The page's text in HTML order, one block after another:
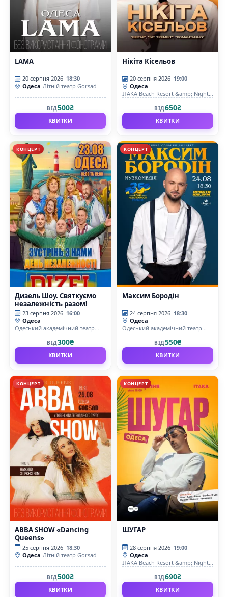
LAMA
20 серпня 2026 18:30
Одеса Літній театр Gorsad
ВІД500₴
КВИТКИ
Нікіта Кісельов
20 серпня 2026 19:00
Одеса
ITAKA Beach Resort &amp; Night
ВІД650₴
КВИТКИ
КОНЦЕРТ
Дизель Шоу. Святкуємо
незалежність разом!
23 серпня 2026 16:00
Одеса
Одеський академічний театр
ВІД300₴
КВИТКИ
КОНЦЕРТ
Максим Бородін
24 серпня 2026 18:30
Одеса
Одеський академічний театр
ВІД550₴
КВИТКИ
КОНЦЕРТ
ABBA SHOW «Dancing
Queens»
25 серпня 2026 18:30
Одеса Літній театр Gorsad
ВІД500₴
КВИТКИ
КОНЦЕРТ
ШУГАР
28 серпня 2026 19:00
Одеса
ITAKA Beach Resort &amp; Night
ВІД690₴
КВИТКИ